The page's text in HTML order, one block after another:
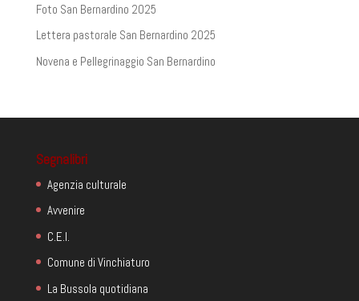
Foto San Bernardino 2025
Lettera pastorale San Bernardino 2025
Novena e Pellegrinaggio San Bernardino
Segnalibri
Agenzia culturale
Avvenire
C.E.I.
Comune di Vinchiaturo
La Bussola quotidiana